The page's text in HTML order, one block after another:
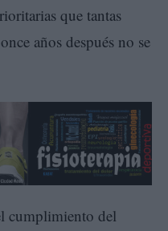
que tantas
años después no se
cumplimiento del